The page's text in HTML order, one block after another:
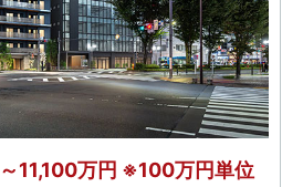
11,100万円 ※100万円単位